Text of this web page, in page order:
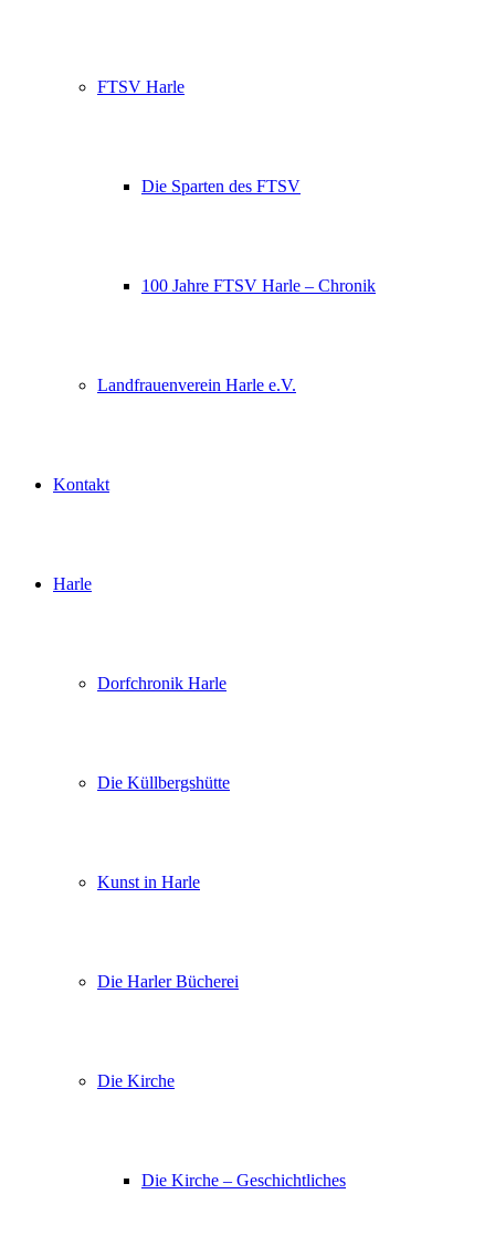
FTSV Harle
Die Sparten des FTSV
100 Jahre FTSV Harle – Chronik
Landfrauenverein Harle e.V.
Kontakt
Harle
Dorfchronik Harle
Die Küllbergshütte
Kunst in Harle
Die Harler Bücherei
Die Kirche
Die Kirche – Geschichtliches